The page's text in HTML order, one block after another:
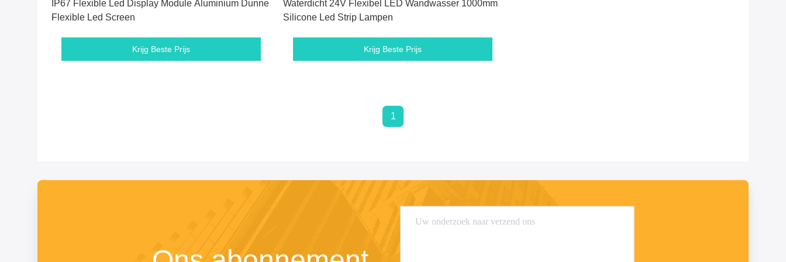
IP67 Flexible Led Display Module Aluminium Dunne
Flexible Led Screen
Krijg Beste Prijs
Waterdicht 24V Flexibel LED Wandwasser 1000mm
Silicone Led Strip Lampen
Krijg Beste Prijs
1